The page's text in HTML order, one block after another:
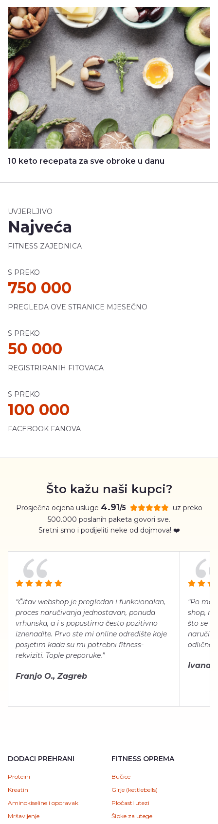
10 keto recepata za sve obroke u danu
UVJERLJIVO
Najveća
FITNESS ZAJEDNICA
S PREKO
750 000
PREGLEDA OVE STRANICE MJESEČNO
S PREKO
50 000
REGISTRIRANIH FITOVACA
S PREKO
100 000
FACEBOOK FANOVA
Što kažu naši kupci?
Prosječna ocjena usluge 4.91/5
uz preko
500.000 poslanih paketa govori sve.
Sretni smo i podijeliti neke od dojmova! ❤️
“Čitav webshop je pregledan i funkcionalan,
proces naručivanja jednostavan, ponuda
vrhunska, a i s popustima često pozitivno
iznenadite. Prvo ste mi online odredište koje
posjetim kada su mi potrebni fitness-
rekviziti. Tople preporuke.”
Franjo O., Zagreb
“Po
shop,
što se
naručiti,
odlično
Ivana
DODACI PREHRANI
Proteini
Kreatin
Aminokiseline i oporavak
Mršavljenje
FITNESS OPREMA
Bučice
Girje (kettlebells)
Pločasti utezi
Šipke za utege